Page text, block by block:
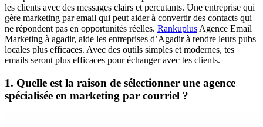
les clients avec des messages clairs et percutants. Une entreprise qui
gère marketing par email qui peut aider à convertir des contacts qui
ne répondent pas en opportunités réelles. Rankuplus Agence Email
Marketing à agadir, aide les entreprises d’Agadir à rendre leurs pubs
locales plus efficaces. Avec des outils simples et modernes, tes
emails seront plus efficaces pour échanger avec tes clients.
1. Quelle est la raison de sélectionner une agence
spécialisée en marketing par courriel ?